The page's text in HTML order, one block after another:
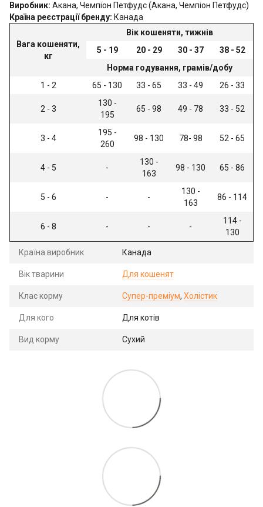
Виробник: Акана, Чемпіон Петфудс (Акана, Чемпіон Петфудс)
Країна реєстрації бренду: Канада
Вага кошеняти,
кг
Вік кошеняти, тижнів
5 - 19
20 - 29 30 - 37
38 - 52
Норма годування, грамів/добу
1 - 2
65 - 130 33 - 65 33 - 49 26 - 33
2 - 3
130 -
195
65 - 98 49 - 78 33 - 52
3 - 4
195 -
260
98 - 130 78- 98 52 - 65
4 - 5 -
130 -
163
98 - 130 65 - 86
5 - 6 - -
130 -
163
86 - 114
6 - 8 - - -
114 -
130
Країна виробник Канада
Вік тварини Для кошенят
Клас корму Супер-преміум, Холістик
Для кого Для котів
Вид корму Сухий